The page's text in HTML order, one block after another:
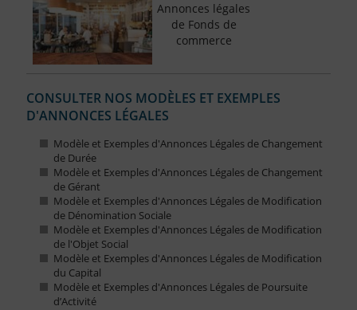
Annonces légales
de Fonds de
commerce
CONSULTER NOS MODÈLES ET EXEMPLES
D'ANNONCES LÉGALES
Modèle et Exemples d'Annonces Légales de Changement
de Durée
Modèle et Exemples d'Annonces Légales de Changement
de Gérant
Modèle et Exemples d'Annonces Légales de Modification
de Dénomination Sociale
Modèle et Exemples d'Annonces Légales de Modification
de l'Objet Social
Modèle et Exemples d'Annonces Légales de Modification
du Capital
Modèle et Exemples d'Annonces Légales de Poursuite
d’Activité